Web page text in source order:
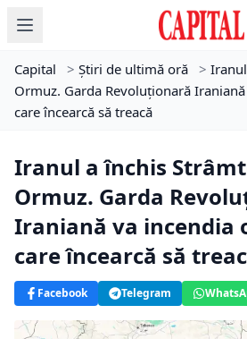
Capital > Știri de ultimă oră >
Ormuz. Garda Revoluționară
care încearcă să treacă
Iranul a închis
Ormuz. Garda
Iraniană va incendia
care încearcă să
Facebook Telegram